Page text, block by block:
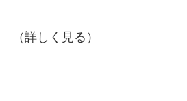
（詳しく見る）